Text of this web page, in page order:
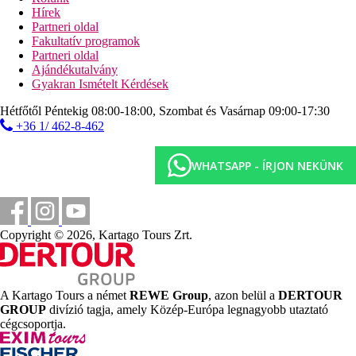
Jegyzet
Az étteremben vacsorához elegáns öltözet szükséges
(úriembereknek hosszú nadrág).
Távolságok
0 m
Városközpont
Távolság a legközelebbi repülőtértől
Távolság a tengerparttól
9,5 km
Golfpálya
Napágyak a strandon térítés ellenében
Napernyők a strandon térítés ellenében
Közvetlen tengerparti szálloda
Tengerparti nyaralás
Hírek
Partneri oldal
Fakultatív programok
Partneri oldal
Ajándékutalvány
Gyakran Ismételt Kérdések
Hétfőtől Péntekig 08:00-18:00, Szombat és Vasárnap 09:00-17:30
+36 1/ 462-8-462
WHATSAPP - ÍRJON NEKÜNK
Copyright © 2026, Kartago Tours Zrt.
A Kartago Tours a német REWE Group, azon belül a DERTOUR
GROUP divízió tagja, amely Közép-Európa legnagyobb utaztató
cégcsoportja.